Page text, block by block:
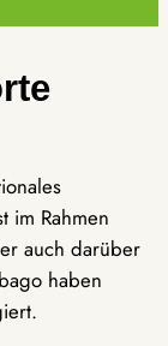
im Rahmen
auch darüber
haben